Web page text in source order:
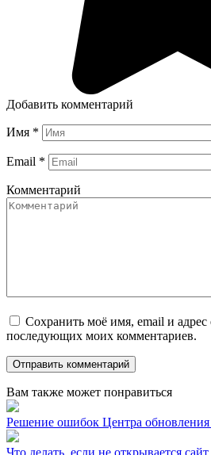
Добавить комментарий
Имя *
Email *
Комментарий
Сохранить моё имя, email и адрес
последующих моих комментариев.
Вам также может понравиться
Решение ошибок Центра обновления
Что делать, если не открывается